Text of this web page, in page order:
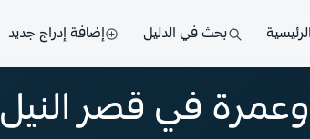
بحث في الدليل إضافة إدراج جديد
في قصر النيل